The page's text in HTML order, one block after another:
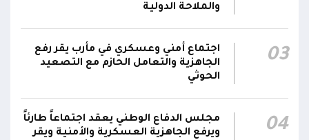
والملاحة الدولية
03
اجتماع أمني وعسكري في مأرب يقر رفع
الجاهزية والتعامل الحازم مع التصعيد
الحوثي
04
مجلس الدفاع الوطني يعقد اجتماعاً طارئاً
ويرفع الجاهزية العسكرية والأمنية ويقر